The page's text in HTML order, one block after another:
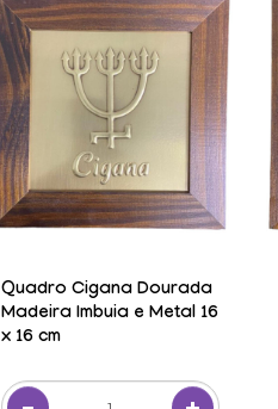
Quadro Cigana Dourada
Madeira Imbuia e Metal 16
x 16 cm